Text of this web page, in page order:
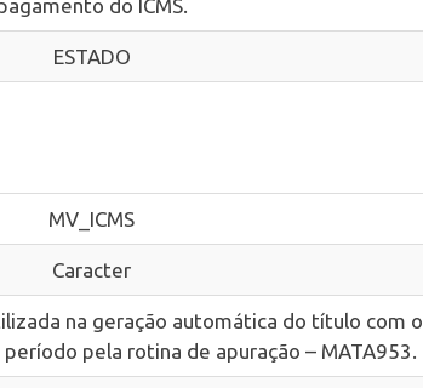
do ICMS.
ESTADO
MV_ICMS
Caracter
na geração automática do título com o
pela rotina de apuração – MATA953.